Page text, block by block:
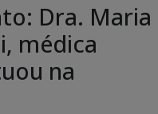
Dra. Maria
médica
na